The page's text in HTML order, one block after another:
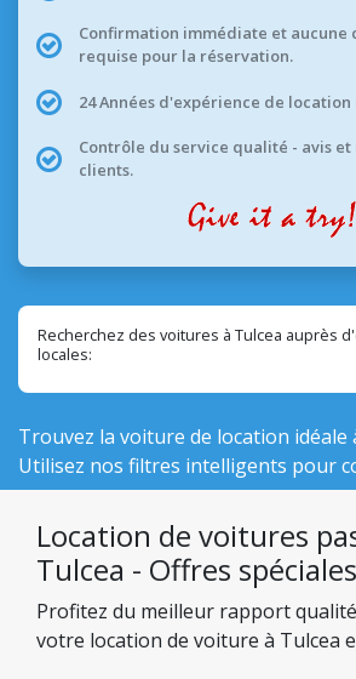
Confirmation immédiate et
requise pour la réservation.
24 Années d'expérience de
Contrôle du service qualité - avis
clients.
Recherchez des voitures à Tulcea auprès
locales:
Trouvez la voiture de location idéale
Utilisez nos filtres intelligents pour
véhicules actifs ici, sur un total de
parmi entreprises locales.
Location de voitures
Tulcea - Offres spéciales
Profitez du meilleur rapport
votre location de voiture à Tulcea